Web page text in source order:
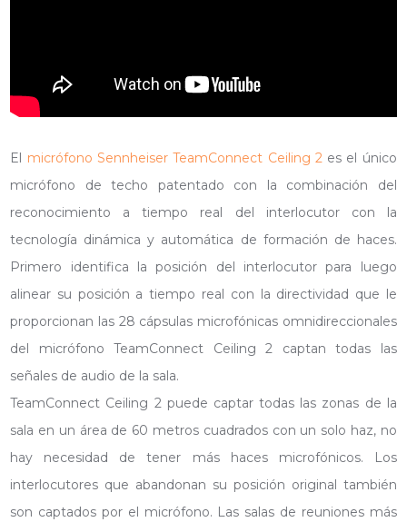
El micrófono Sennheiser TeamConnect Ceiling 2es el único
micrófono de techo patentado con la combinación del
reconocimiento a tiempo real del interlocutor con la
tecnología dinámica y automática de formación de haces.
Primero identifica la posición del interlocutor para luego
alinear su posición a tiempo real con la directividad que le
proporcionan las 28 cápsulas microfónicas omnidireccionales
del micrófono TeamConnect Ceiling 2 captan todas las
señales de audio de la sala.
TeamConnect Ceiling 2 puede captar todas las zonas de la
sala en un área de 60 metros cuadrados con un solo haz, no
hay necesidad de tener más haces microfónicos. Los
interlocutores que abandonan su posición original también
son captados por el micrófono. Las salas de reuniones más